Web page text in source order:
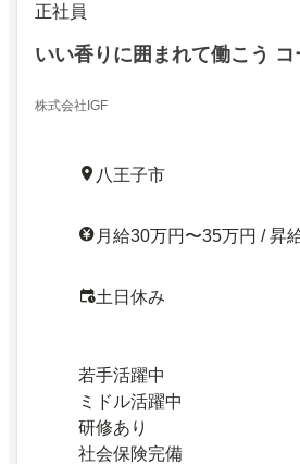
正社員
いい香りに囲まれて働こう
株式会社IGF
八王子市
月給30万円〜35万円 / 昇
土日休み
若手活躍中
ミドル活躍中
研修あり
社会保険完備